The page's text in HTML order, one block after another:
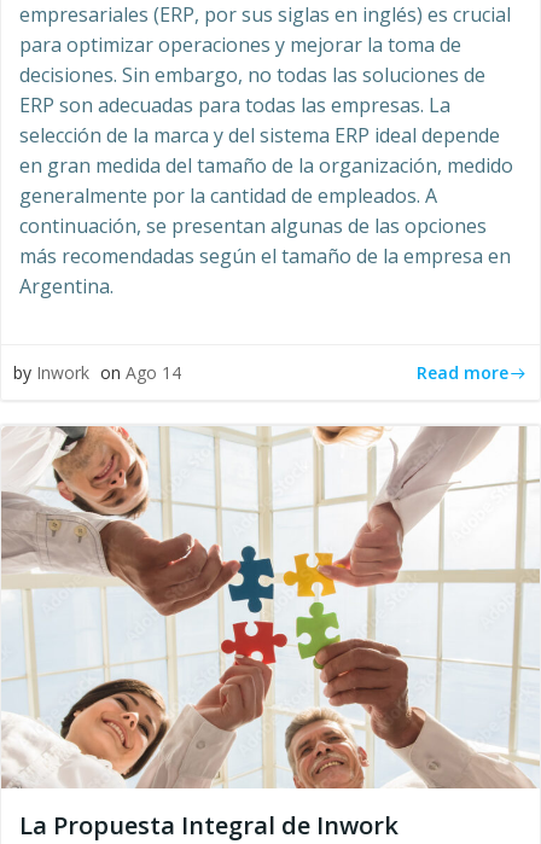
empresariales (ERP, por sus siglas en inglés) es crucial
para optimizar operaciones y mejorar la toma de
decisiones. Sin embargo, no todas las soluciones de
ERP son adecuadas para todas las empresas. La
selección de la marca y del sistema ERP ideal depende
en gran medida del tamaño de la organización, medido
generalmente por la cantidad de empleados. A
continuación, se presentan algunas de las opciones
más recomendadas según el tamaño de la empresa en
Argentina.
by Inwork on Ago 14 Read more
La Propuesta Integral de Inwork